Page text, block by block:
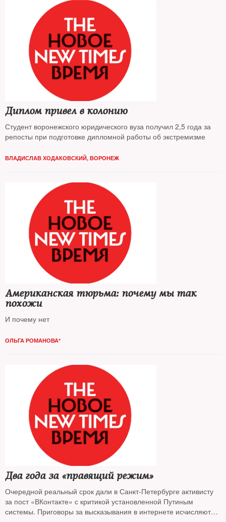
Диплом привел в колонию
Студент воронежского юридического вуза получил 2,5 года за
репосты при подготовке дипломной работы об экстремизме
ВЛАДИСЛАВ ХОДАКОВСКИЙ, ВОРОНЕЖ
Американская тюрьма: почему мы так
похожи
И почему нет
ОЛЬГА РОМАНОВА*
Два года за «правящий режим»
Очередной реальный срок дали в Санкт-Петербурге активисту
за пост «ВКонтакте» с критикой установленной Путиным
системы. Приговоры за высказывания в интернете исчисляются